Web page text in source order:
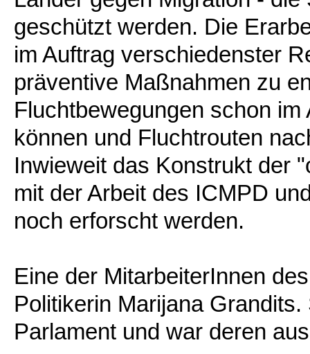
geschützt werden. Die
im Auftrag verschiedenster
präventive Maßnahmen zu
Fluchtbewegungen schon
können und Fluchtrouten
Inwieweit das Konstrukt der
mit der Arbeit des ICMPD
noch erforscht werden.
Eine der MitarbeiterInnen
Politikerin Marijana
Parlament und war deren